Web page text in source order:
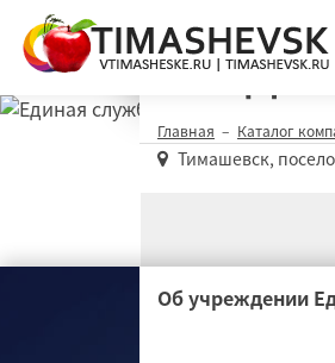
Главная Каталог
Тимашевск,
Об учреждении